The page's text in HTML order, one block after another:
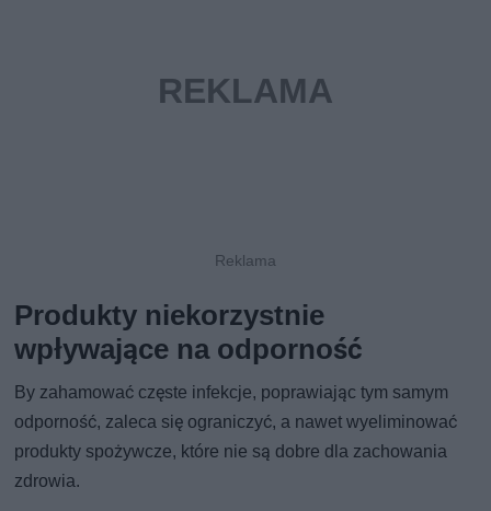
Produkty niekorzystnie
wpływające na odporność
By zahamować częste infekcje, poprawiając tym samym
odporność, zaleca się ograniczyć, a nawet wyeliminować
produkty spożywcze, które nie są dobre dla zachowania
zdrowia.